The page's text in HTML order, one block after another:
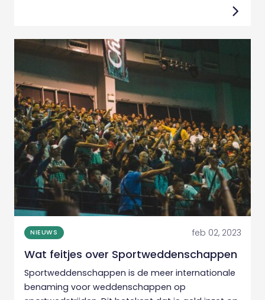
NIEUWS feb 02, 2023
Wat feitjes over Sportweddenschappen
Sportweddenschappen is de meer internationale
benaming voor weddenschappen op